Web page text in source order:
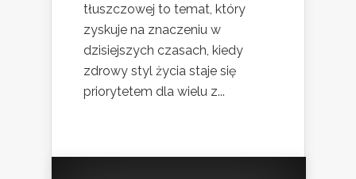
tłuszczowej to temat, który
zyskuje na znaczeniu w
dzisiejszych czasach, kiedy
zdrowy styl życia staje się
priorytetem dla wielu z...